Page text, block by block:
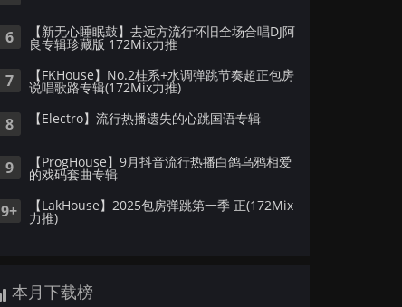
6 【新无心睡眠鼓】去远方流行怀旧全场合唱DJ阿
良专辑珍藏版 172Mix力推
7 【FKHouse】No.2桂系+水调弹跳节奏超正包房
说唱歌路专辑(172Mix力推)
8 【Electro】流行热播遗失的心跳国语专辑
9 【ProgHouse】9月抖音流行热播白鸽乌鸦相爱
的戏码套曲专辑
9+ 【LakHouse】2025包房弹跳第一季 正(172Mix
力推)
本月下载榜